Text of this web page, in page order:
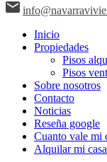
Inicio
Propiedades
Pisos
Pisos
Sobre nosotros
Contacto
Noticias
Reseña google
Cuanto vale mi
Alquilar mi casa